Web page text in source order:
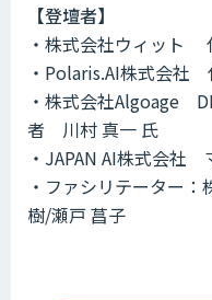
【登壇者】
・ 株式会社ウィット
・ Polaris.AI株式会社
・ 株式会社Algoage
者
川村 真一 氏
・JAPAN AI株式会
・ファシリテーター
樹/瀬戸 菖子